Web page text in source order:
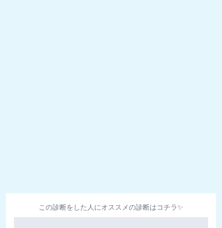
この診断をした人にオススメの診断はコチラ✨